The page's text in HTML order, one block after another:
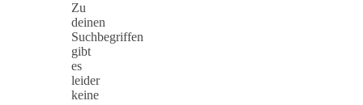
Zu
deinen
Suchbegriffen
gibt
es
leider
keine